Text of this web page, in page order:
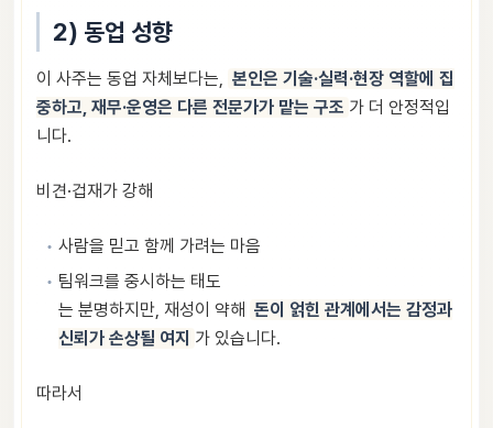
2) 동업 성향
이 사주는 동업 자체보다는, 본인은 기술·실력·현장 역할에 집
중하고, 재무·운영은 다른 전문가가 맡는 구조 가 더 안정적입
니다.
비견·겁재가 강해
사람을 믿고 함께 가려는 마음
팀워크를 중시하는 태도
는 분명하지만, 재성이 약해 돈이 얽힌 관계에서는 감정과
신뢰가 손상될 여지 가 있습니다.
따라서